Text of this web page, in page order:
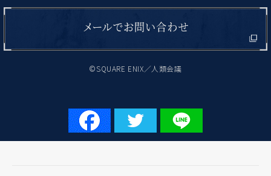
©SQUARE ENIX／人類会議